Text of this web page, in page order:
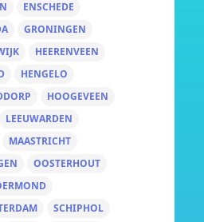
ENSCHEDE
GRONINGEN
HEERENVEEN
HENGELO
HOOGEVEEN
LEEUWARDEN
MAASTRICHT
OOSTERHOUT
SCHIPHOL